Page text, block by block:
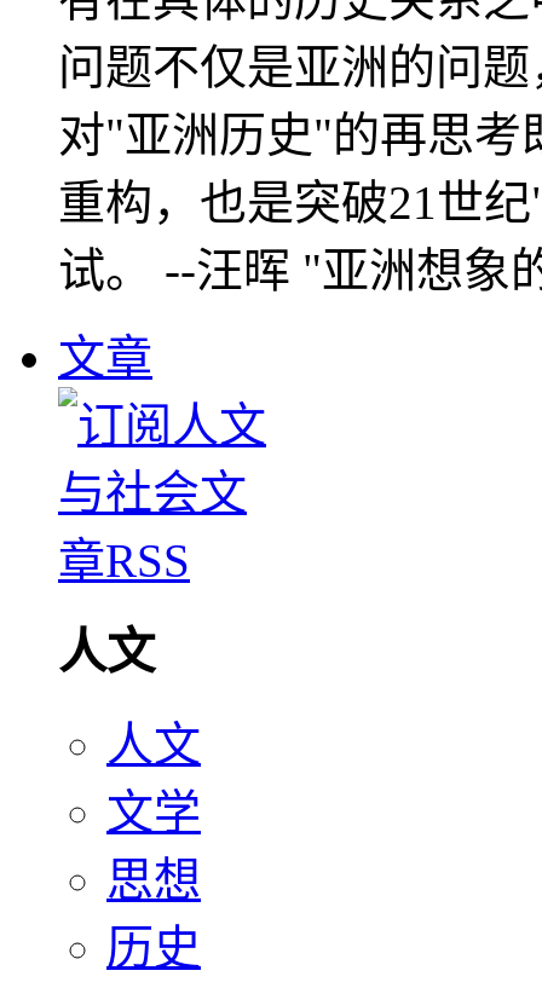
问题不仅是亚洲的问
对"亚洲历史"的再思考
重构，也是突破21世
试。 --汪晖 "亚洲想象
文章
人文
人文
文学
思想
历史